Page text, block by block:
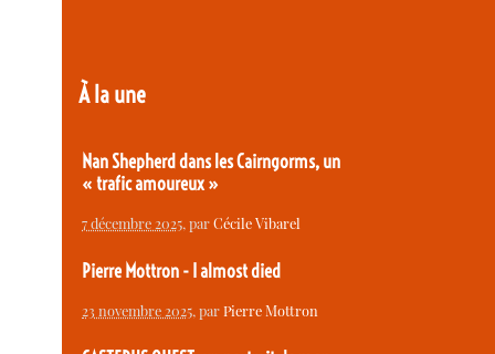
À la une
Nan Shepherd dans les Cairngorms, un
« trafic amoureux »
7 décembre 2025, parCécile Vibarel
Pierre Mottron - I almost died
23 novembre 2025, parPierre Mottron